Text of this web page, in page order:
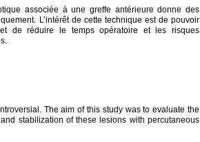
associée à une greffe antérieure donne des
L’intérêt de cette technique est de pouvoir
de réduire le temps opératoire et les risques
The aim of this study was to evaluate the
stabilization of these lesions with percutaneous